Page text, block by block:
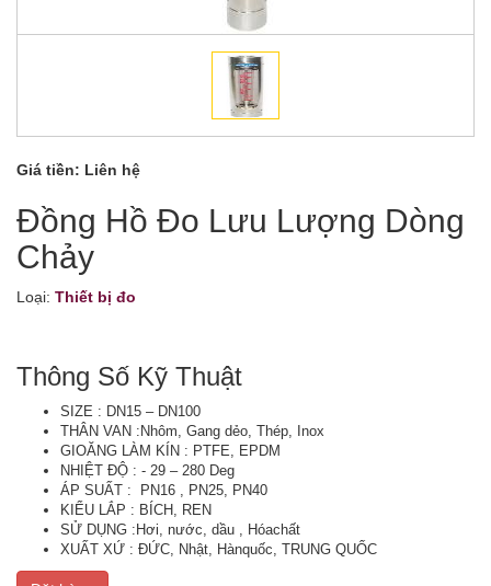
Giá tiền: Liên hệ
Đồng Hồ Đo Lưu Lượng Dòng
Chảy
Loại: Thiết bị đo
Thông Số Kỹ Thuật
SIZE : DN15 – DN100
THÂN VAN :Nhôm, Gang dẻo, Thép, Inox
GIOĂNG LÀM KÍN : PTFE, EPDM
NHIỆT ĐỘ : - 29 – 280 Deg
ÁP SUẤT : PN16 , PN25, PN40
KIỂU LẮP : BÍCH, REN
SỬ DỤNG :Hơi, nước, dầu , Hóachất
XUẤT XỨ : ĐỨC, Nhật, Hànquốc, TRUNG QUỐC